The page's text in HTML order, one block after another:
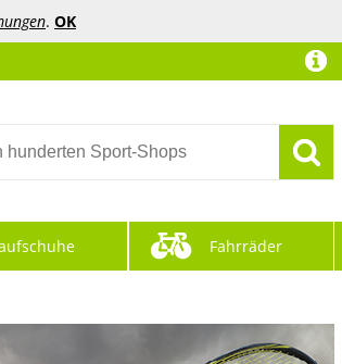
. OK
Fahrräder